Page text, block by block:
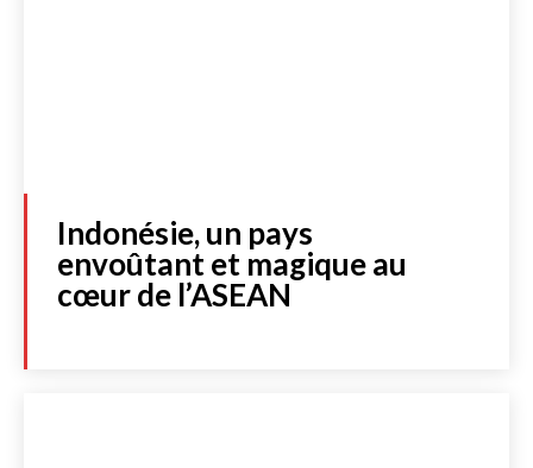
Indonésie, un pays
envoûtant et magique au
cœur de l’ASEAN